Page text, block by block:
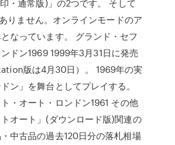
・通常版)」の2つです。 そして
りません。オンラインモードのア
なっています。 グランド・セフ
ドン1969 1999年3月31日に発売
版は4月30日）。 1969年の実
ン」を舞台としてプレイする。
・オート・ロンドン1961 その他
トオート」(ダウンロード版)関連の
中古品の過去120日分の落札相場